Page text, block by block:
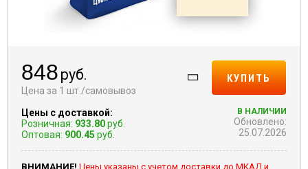
848 руб.
Цена за 1 шт./самовывоз
Цены с доставкой:
Розничная: 933.80руб.
Оптовая: 900.45 руб.
КУПИТЬ
В НАЛИЧИИ
Обновлено:
25.07.2026
ВНИМАНИЕ! Цены указаны с учетом доставки до МКАД и